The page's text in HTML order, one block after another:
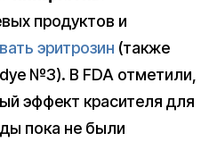
продуктов и
эритрозин (также
№3). В FDA отметили,
эффект красителя для
пока не были